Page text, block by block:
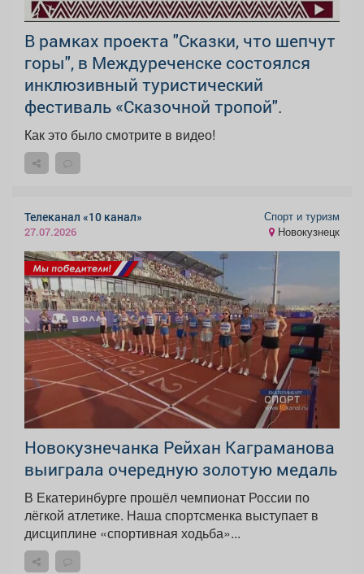
В рамках проекта "Сказки, что шепчут
горы", в Междуреченске состоялся
инклюзивный туристический
фестиваль «Сказочной тропой".
Как это было смотрите в видео!
Телеканал «10 канал»
27.07.2026
Спорт и туризм
Новокузнецк
Новокузнечанка Рейхан Каграманова
выиграла очередную золотую медаль
В Екатеринбурге прошёл чемпионат России по
лёгкой атлетике. Наша спортсменка выступает в
дисциплине «спортивная ходьба»...